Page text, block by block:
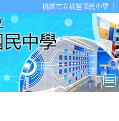
桃園市立福豐國民中學